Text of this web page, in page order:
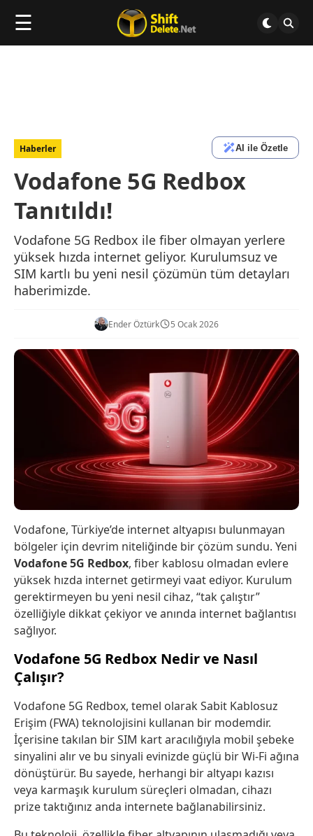
☰
Haberler AI ile Özetle
Vodafone 5G Redbox
Tanıtıldı!
Vodafone 5G Redbox ile fiber olmayan yerlere
yüksek hızda internet geliyor. Kurulumsuz ve
SIM kartlı bu yeni nesil çözümün tüm detayları
haberimizde.
Ender Öztürk 5 Ocak 2026
Vodafone, Türkiye’de internet altyapısı bulunmayan
bölgeler için devrim niteliğinde bir çözüm sundu. Yeni
Vodafone 5G Redbox, fiber kablosu olmadan evlere
yüksek hızda internet getirmeyi vaat ediyor. Kurulum
gerektirmeyen bu yeni nesil cihaz, “tak çalıştır”
özelliğiyle dikkat çekiyor ve anında internet bağlantısı
sağlıyor.
Vodafone 5G Redbox Nedir ve Nasıl
Çalışır?
Vodafone 5G Redbox, temel olarak Sabit Kablosuz
Erişim (FWA) teknolojisini kullanan bir modemdir.
İçerisine takılan bir SIM kart aracılığıyla mobil şebeke
sinyalini alır ve bu sinyali evinizde güçlü bir Wi-Fi ağına
dönüştürür. Bu sayede, herhangi bir altyapı kazısı
veya karmaşık kurulum süreçleri olmadan, cihazı
prize taktığınız anda internete bağlanabilirsiniz.